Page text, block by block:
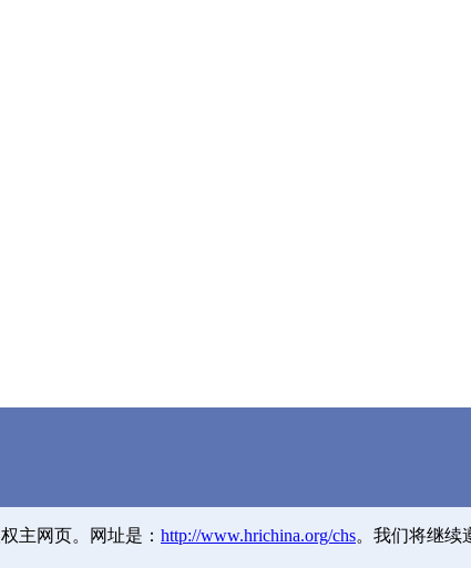
主网页。网址是： http://www.hrichina.org/chs。我们将继续